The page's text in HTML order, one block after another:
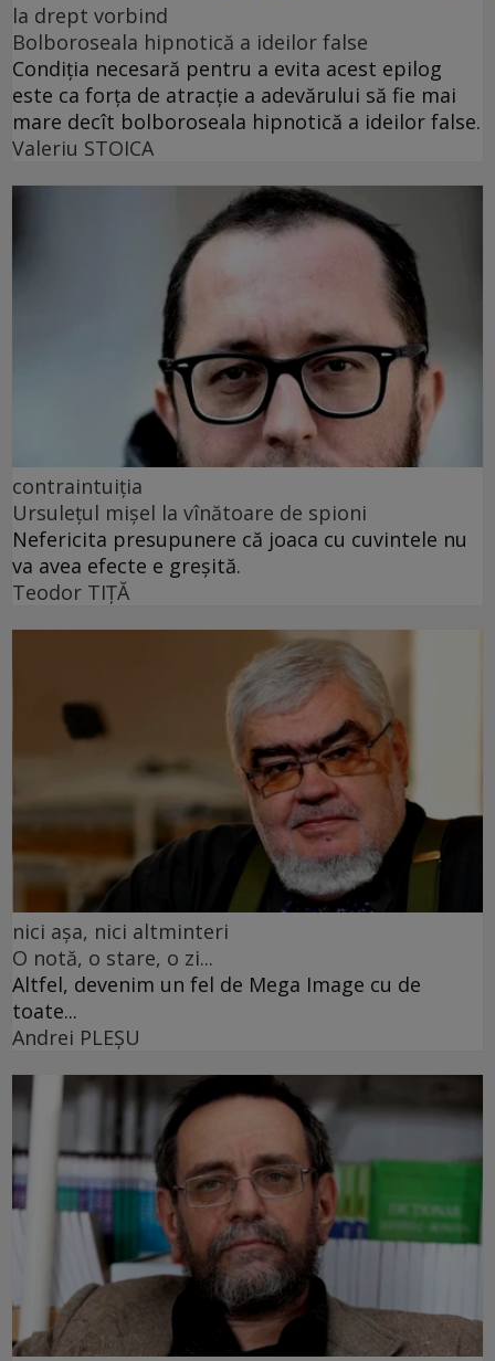
la drept vorbind
Bolboroseala hipnotică a ideilor false
Condiția necesară pentru a evita acest epilog
este ca forța de atracție a adevărului să fie mai
mare decît bolboroseala hipnotică a ideilor false.
Valeriu STOICA
contraintuiția
Ursulețul mișel la vînătoare de spioni
Nefericita presupunere că joaca cu cuvintele nu
va avea efecte e greșită.
Teodor TIŢĂ
nici așa, nici altminteri
O notă, o stare, o zi...
Altfel, devenim un fel de Mega Image cu de
toate...
Andrei PLEŞU